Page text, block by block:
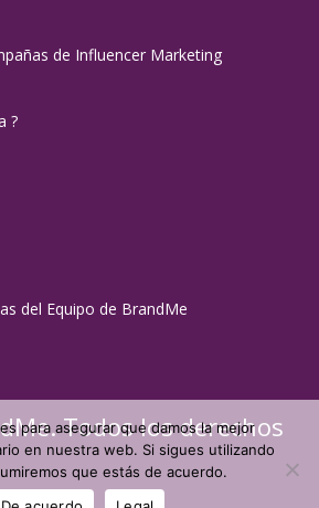
de Influencer Marketing
?
del Equipo de BrandMe
Todos los derechos
youtubeinstagramtiktok
para asegurar que damos la mejor
en nuestra web. Si sigues utilizando
que estás de acuerdo.